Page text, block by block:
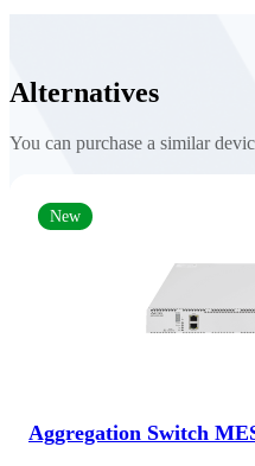
Alternatives
You can purchase a similar
Aggregation Switch
New